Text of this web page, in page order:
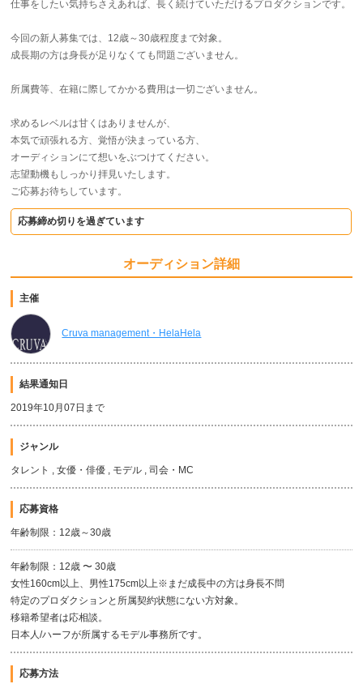
仕事をしたい気持ちさえあれば、長く続けていただけるプロダクションです。
今回の新人募集では、12歳～30歳程度まで対象。
成長期の方は身長が足りなくても問題ございません。
所属費等、在籍に際してかかる費用は一切ございません。
求めるレベルは甘くはありませんが、
本気で頑張れる方、覚悟が決まっている方、
オーディションにて想いをぶつけてください。
志望動機もしっかり拝見いたします。
ご応募お待ちしています。
応募締め切りを過ぎています
オーディション詳細
主催
Cruva management・HelaHela
結果通知日
2019年10月07日まで
ジャンル
タレント , 女優・俳優 , モデル , 司会・MC
応募資格
年齢制限：12歳～30歳
年齢制限：12歳 〜 30歳
女性160cm以上、男性175cm以上※まだ成長中の方は身長不問
特定のプロダクションと所属契約状態にない方対象。
移籍希望者は応相談。
日本人/ハーフが所属するモデル事務所です。
応募方法